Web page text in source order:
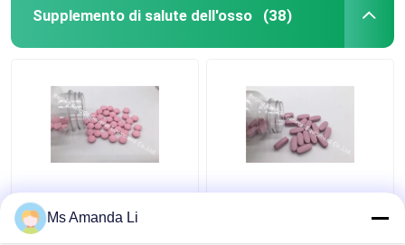
Supplemento di salute dell'osso (38)
Supplementi dentari
VT4Q, compresse
masticabili delle
Il multi supplemento
Ms Amanda Li